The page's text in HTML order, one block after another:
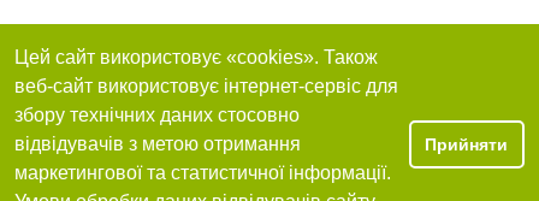
Цей сайт використовує «cookies». Також
веб-сайт використовує інтернет-сервіс для
збору технічних даних стосовно
відвідувачів з метою отримання
маркетингової та статистичної інформації.
Прийняти